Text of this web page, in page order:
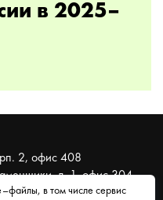
в 2025–
2, офис 408
д. 1, офис 304
в том числе сервис